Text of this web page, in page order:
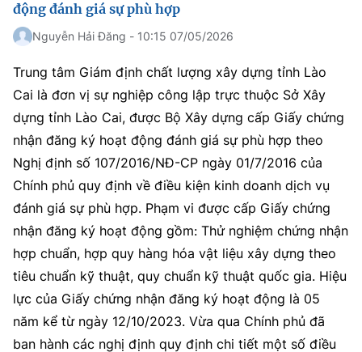
động đánh giá sự phù hợp
Nguyễn Hải Đăng - 10:15 07/05/2026
Trung tâm Giám định chất lượng xây dựng tỉnh Lào
Cai là đơn vị sự nghiệp công lập trực thuộc Sở Xây
dựng tỉnh Lào Cai, được Bộ Xây dựng cấp Giấy chứng
nhận đăng ký hoạt động đánh giá sự phù hợp theo
Nghị định số 107/2016/NĐ-CP ngày 01/7/2016 của
Chính phủ quy định về điều kiện kinh doanh dịch vụ
đánh giá sự phù hợp. Phạm vi được cấp Giấy chứng
nhận đăng ký hoạt động gồm: Thử nghiệm chứng nhận
hợp chuẩn, hợp quy hàng hóa vật liệu xây dựng theo
tiêu chuẩn kỹ thuật, quy chuẩn kỹ thuật quốc gia. Hiệu
lực của Giấy chứng nhận đăng ký hoạt động là 05
năm kể từ ngày 12/10/2023. Vừa qua Chính phủ đã
ban hành các nghị định quy định chi tiết một số điều